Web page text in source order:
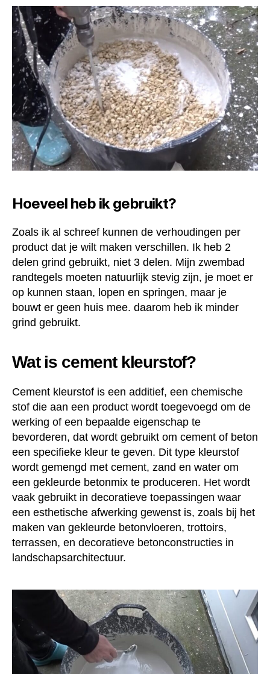
Hoeveel heb ik gebruikt?
Zoals ik al schreef kunnen de verhoudingen per
product dat je wilt maken verschillen. Ik heb 2
delen grind gebruikt, niet 3 delen. Mijn zwembad
randtegels moeten natuurlijk stevig zijn, je moet er
op kunnen staan, lopen en springen, maar je
bouwt er geen huis mee. daarom heb ik minder
grind gebruikt.
Wat is cement kleurstof?
Cement kleurstof is een additief, een chemische
stof die aan een product wordt toegevoegd om de
werking of een bepaalde eigenschap te
bevorderen, dat wordt gebruikt om cement of beton
een specifieke kleur te geven. Dit type kleurstof
wordt gemengd met cement, zand en water om
een gekleurde betonmix te produceren. Het wordt
vaak gebruikt in decoratieve toepassingen waar
een esthetische afwerking gewenst is, zoals bij het
maken van gekleurde betonvloeren, trottoirs,
terrassen, en decoratieve betonconstructies in
landschapsarchitectuur.